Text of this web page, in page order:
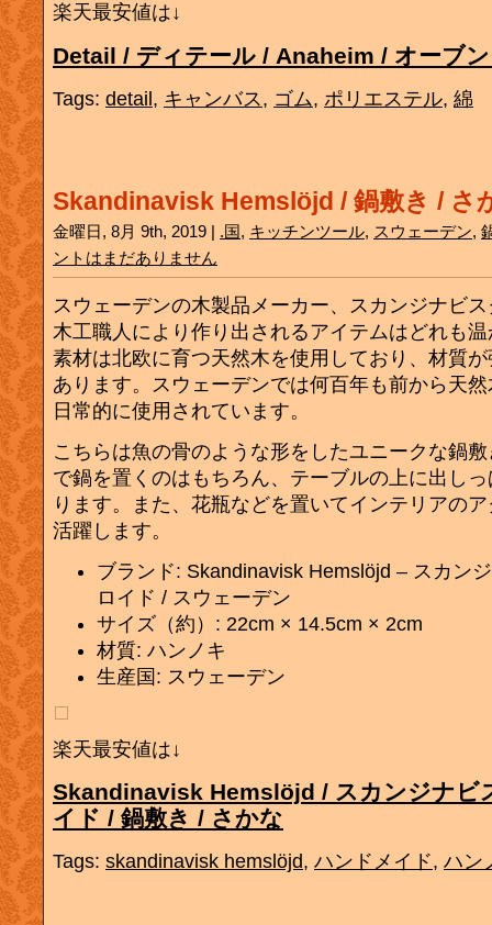
楽天最安値は↓
Detail / ディテール / Anaheim / オーブ
Tags: detail, キャンバス , ゴム, ポリエステル, 綿
Skandinavisk Hemslöjd / 鍋敷き / さ
金曜日, 8月 9th, 2019 | .国, キッチンツール, スウェーデン,
ントはまだありません
スウェーデンの木製品メーカー、スカンジナビ
木工職人により作り出されるアイテムはどれも
素材は北欧に育つ天然木を使用しており、材質
あります。スウェーデンでは何百年も前から天
日常的に使用されています。
こちらは魚の骨のような形をしたユニークな鍋
で鍋を置くのはもちろん、テーブルの上に出し
ります。また、花瓶などを置いてインテリアの
活躍します。
ブランド: Skandinavisk Hemslöjd – スカン
ロイド / スウェーデン
サイズ（約）: 22cm × 14.5cm × 2cm
材質: ハンノキ
生産国: スウェーデン
楽天最安値は↓
Skandinavisk Hemslöjd / スカンジナビ
イド / 鍋敷き / さかな
Tags: skandinavisk hemslöjd, ハンドメイド, ハン